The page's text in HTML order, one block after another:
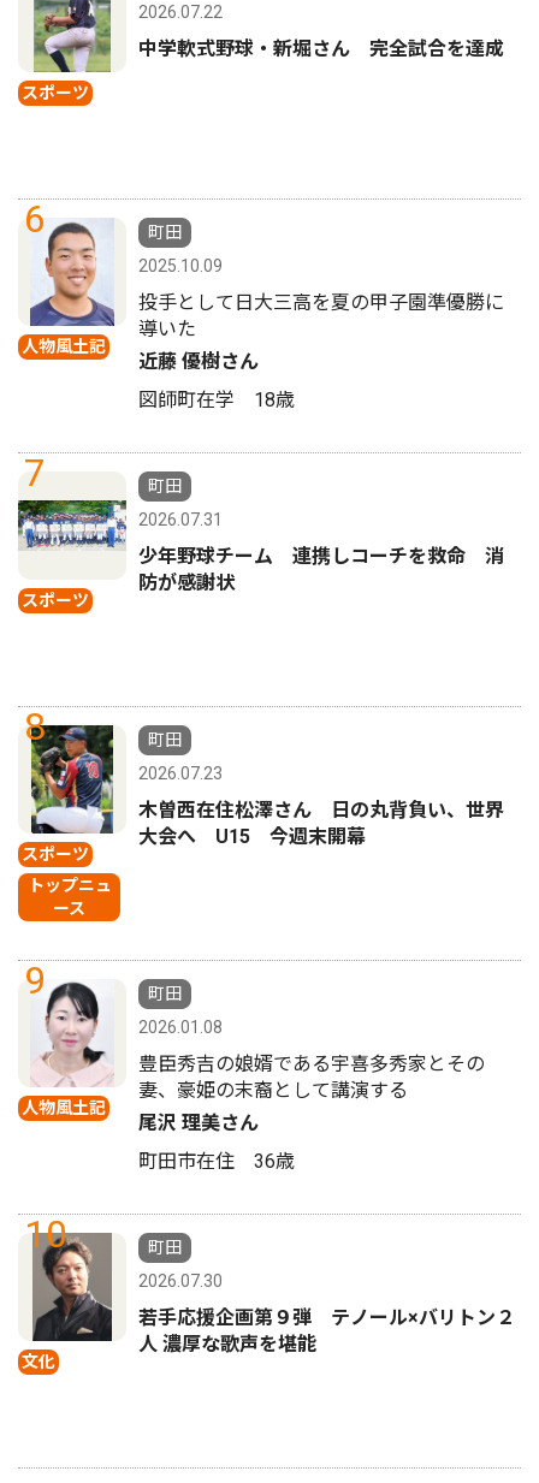
スポーツ
2026.07.22
中学軟式野球・新堀さん 完全試合を達成
6
人物風土記
町田
2025.10.09
投手として日大三高を夏の甲子園準優勝に
導いた
近藤 優樹さん
図師町在学 18歳
7
スポーツ
町田
2026.07.31
少年野球チーム 連携しコーチを救命 消
防が感謝状
8
スポーツ
トップニュ
ース
町田
2026.07.23
木曽西在住松澤さん 日の丸背負い、世界
大会へ U15 今週末開幕
9
人物風土記
町田
2026.01.08
豊臣秀吉の娘婿である宇喜多秀家とその
妻、豪姫の末裔として講演する
尾沢 理美さん
町田市在住 36歳
10
文化
町田
2026.07.30
若手応援企画第９弾 テノール×バリトン２
人 濃厚な歌声を堪能